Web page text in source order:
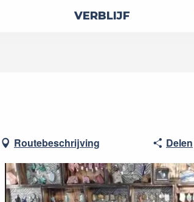
VERBLIJF
Routebeschrijving Delen